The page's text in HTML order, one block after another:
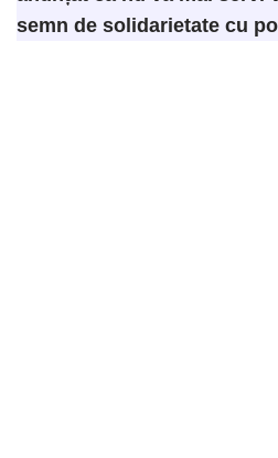
semn de solidarietate cu